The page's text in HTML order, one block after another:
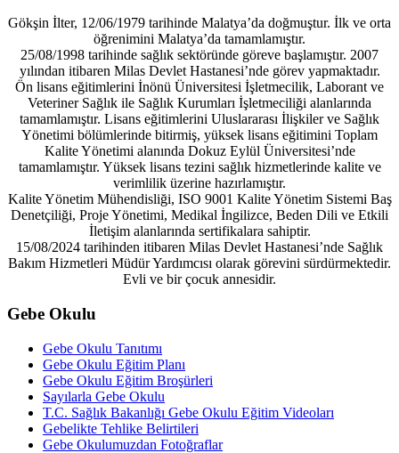
Gökşin İlter, 12/06/1979 tarihinde Malatya’da doğmuştur. İlk ve orta
öğrenimini Malatya’da tamamlamıştır.
25/08/1998 tarihinde sağlık sektöründe göreve başlamıştır. 2007
yılından itibaren Milas Devlet Hastanesi’nde görev yapmaktadır.
Ön lisans eğitimlerini İnönü Üniversitesi İşletmecilik, Laborant ve
Veteriner Sağlık ile Sağlık Kurumları İşletmeciliği alanlarında
tamamlamıştır. Lisans eğitimlerini Uluslararası İlişkiler ve Sağlık
Yönetimi bölümlerinde bitirmiş, yüksek lisans eğitimini Toplam
Kalite Yönetimi alanında Dokuz Eylül Üniversitesi’nde
tamamlamıştır. Yüksek lisans tezini sağlık hizmetlerinde kalite ve
verimlilik üzerine hazırlamıştır.
Kalite Yönetim Mühendisliği, ISO 9001 Kalite Yönetim Sistemi Baş
Denetçiliği, Proje Yönetimi, Medikal İngilizce, Beden Dili ve Etkili
İletişim alanlarında sertifikalara sahiptir.
15/08/2024 tarihinden itibaren Milas Devlet Hastanesi’nde Sağlık
Bakım Hizmetleri Müdür Yardımcısı olarak görevini sürdürmektedir.
Evli ve bir çocuk annesidir.
Gebe Okulu
Gebe Okulu Tanıtımı
Gebe Okulu Eğitim Planı
Gebe Okulu Eğitim Broşürleri
Sayılarla Gebe Okulu
T.C. Sağlık Bakanlığı Gebe Okulu Eğitim Videoları
Gebelikte Tehlike Belirtileri
Gebe Okulumuzdan Fotoğraflar